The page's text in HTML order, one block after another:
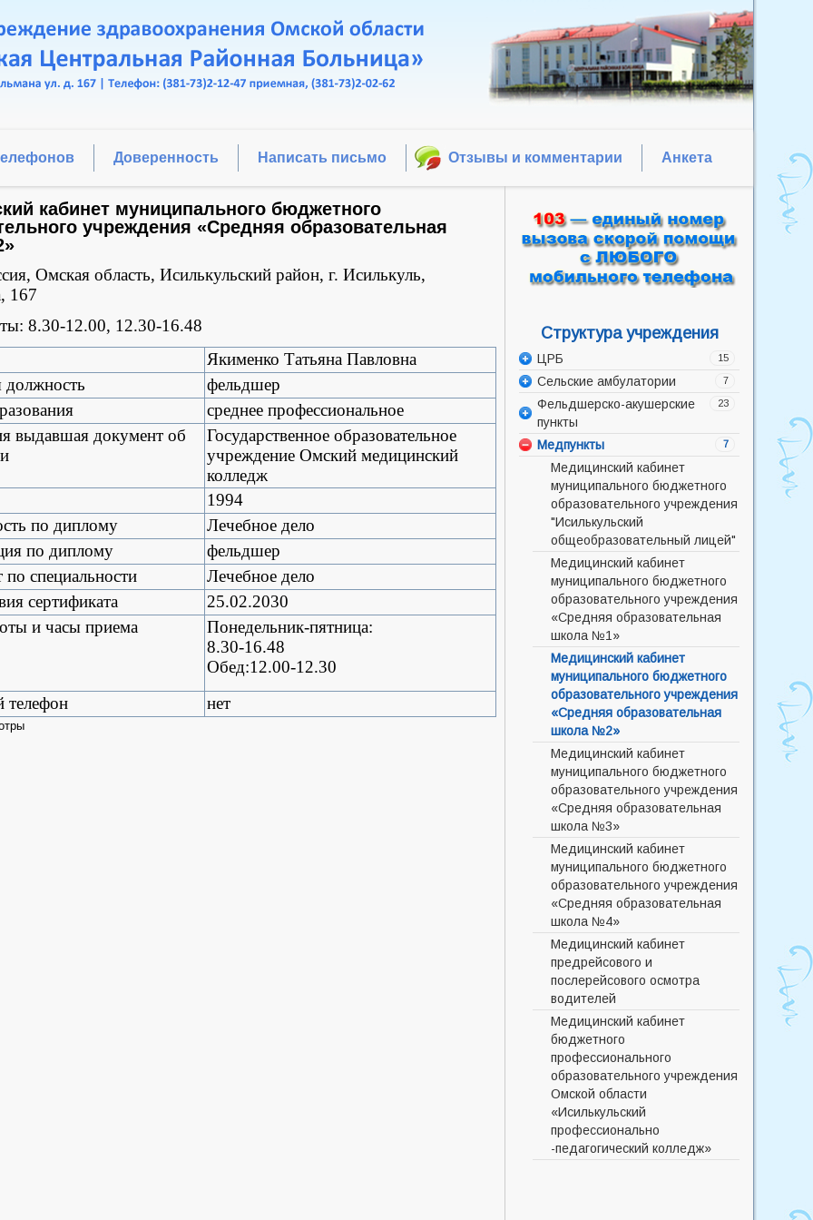
Доверенность Написать письмо Отзывы и комментарии Анкета
кабинет муниципального бюджетного
учреждения «Средняя образовательная
Омская область, Исилькульский район, г. Исилькуль,
167
8.30-12.00, 12.30-16.48
Якименко Татьяна Павловна
должность
фельдшер
среднее профессиональное
выдавшая документ об
Государственное образовательное
учреждение Омский медицинский
колледж
1994
по диплому
Лечебное дело
по диплому
фельдшер
специальности
Лечебное дело
сертификата
25.02.2030
и часы приема
Понедельник-пятница:
8.30-16.48
Обед:12.00-12.30
телефон
нет
Структура учреждения
15
ЦРБ
Администрация
Акушерско-гинекологическое
отделение
Дневной стационар
Инфекционное отделение
Клинико-диагностическая
лаборатория
Отделение анестезиологии –
реанимации
Отделение скорой помощи
Педиатрическое отделение
Поликлиника
Приемное отделение
Рентгенологическое
отделение
Стоматологическое отделение
Терапевтическое отделение
Туберкулезное отделение
Хирургическое отделение
7
Сельские амбулатории
Баррикадская врачебная
амбулатория
Боевская врачебная
амбулатория
Лесная врачебная
амбулатория
Маргенаусская врачебная
амбулатория
Новорождественская
врачебная амбулатория
Солнцевская врачебная
амбулатория
Украинская врачебная
амбулатория
23
Фельдшерско-акушерские
пункты
Аполлоновский фельдшерско-
акушерский пункт
Большевистский
фельдшерско-акушерский
пункт
Боровской фельдшерско-
акушерский пункт
Водянинский фельдшерско-
акушерский пункт
Гофнунгстальский
фельдшерско-акушерский
пункт
Евсюковский фельдшерско-
акушерский пункт
Каскатский фельдшерско-
акушерский пункт
Комсомольский фельдшерско-
акушерский пункт
Кромской фельдшерско-
акушерский пункт
Кудряевский фельдшерско-
акушерский пункт
Ленинский фельдшерско-
акушерский пункт
Медвежинский фельдшерско-
акушерский пункт
Мясниковский фельдшерско-
акушерский пункт
Николайпольский
фельдшерско-акушерский
пункт
Новодонский фельдшерско-
акушерский пункт
Новолосевский фельдшерско-
акушерский пункт
Ночкинский фельдшерско-
7
Медпункты
Медицинский кабинет
муниципального бюджетного
образовательного учреждения
"Исилькульский
общеобразовательный лицей"
Медицинский кабинет
муниципального бюджетного
образовательного учреждения
«Средняя образовательная
школа №1»
Медицинский кабинет
муниципального бюджетного
образовательного учреждения
«Средняя образовательная
школа №2»
Медицинский кабинет
муниципального бюджетного
образовательного учреждения
«Средняя образовательная
школа №3»
Медицинский кабинет
муниципального бюджетного
образовательного учреждения
«Средняя образовательная
школа №4»
Медицинский кабинет
предрейсового и
послерейсового осмотра
водителей
Медицинский кабинет
бюджетного
профессионального
образовательного учреждения
Омской области
«Исилькульский
профессионально
-педагогический колледж»